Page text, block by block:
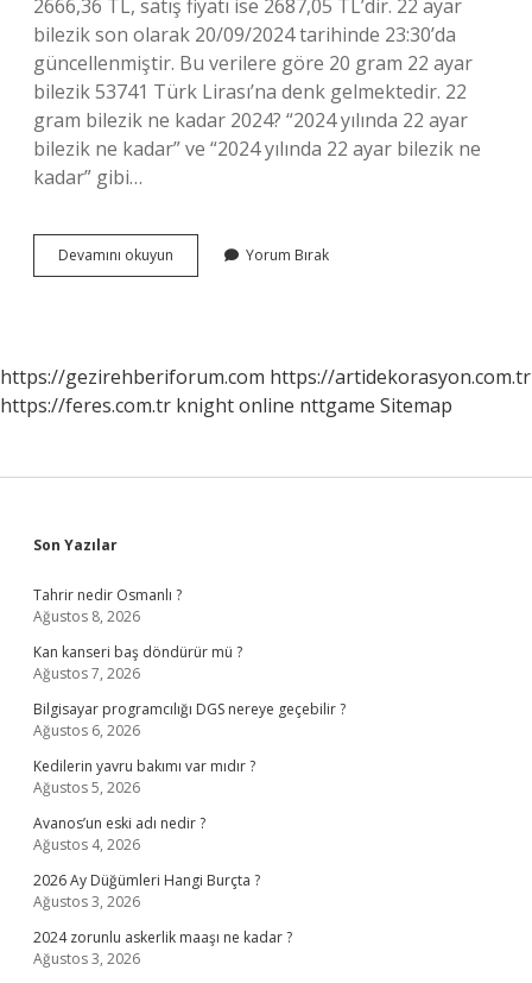
2666,36 TL, satış fiyatı ise 2687,05 TL’dir. 22 ayar
bilezik son olarak 20/09/2024 tarihinde 23:30’da
güncellenmiştir. Bu verilere göre 20 gram 22 ayar
bilezik 53741 Türk Lirası’na denk gelmektedir. 22
gram bilezik ne kadar 2024? “2024 yılında 22 ayar
bilezik ne kadar” ve “2024 yılında 22 ayar bilezik ne
kadar” gibi…
Devamını okuyun
Ayar
Yorum Bırak
https://gezirehberiforum.com https://artidekorasyon.com.tr
https://feres.com.tr knight online nttgame Sitemap
Sidebar
Son Yazılar
Tahrir nedir Osmanlı ?
Ağustos 8, 2026
Kan kanseri baş döndürür mü ?
Ağustos 7, 2026
Bilgisayar programcılığı DGS nereye geçebilir ?
Ağustos 6, 2026
Kedilerin yavru bakımı var mıdır ?
Ağustos 5, 2026
Avanos’un eski adı nedir ?
Ağustos 4, 2026
2026 Ay Düğümleri Hangi Burçta ?
Ağustos 3, 2026
2024 zorunlu askerlik maaşı ne kadar ?
Ağustos 3, 2026